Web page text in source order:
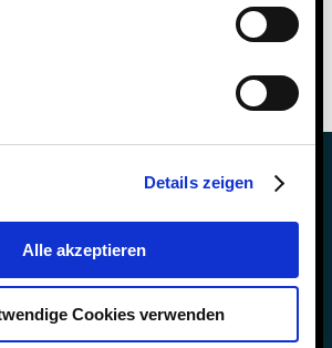
Details zeigen
Alle akzeptieren
Cookies verwenden